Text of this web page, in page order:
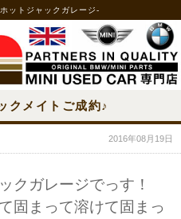
ットジャックガレージ-
メイトご成約♪
2016年08月19日
クガレージでっす！
固まって溶けて固まっ